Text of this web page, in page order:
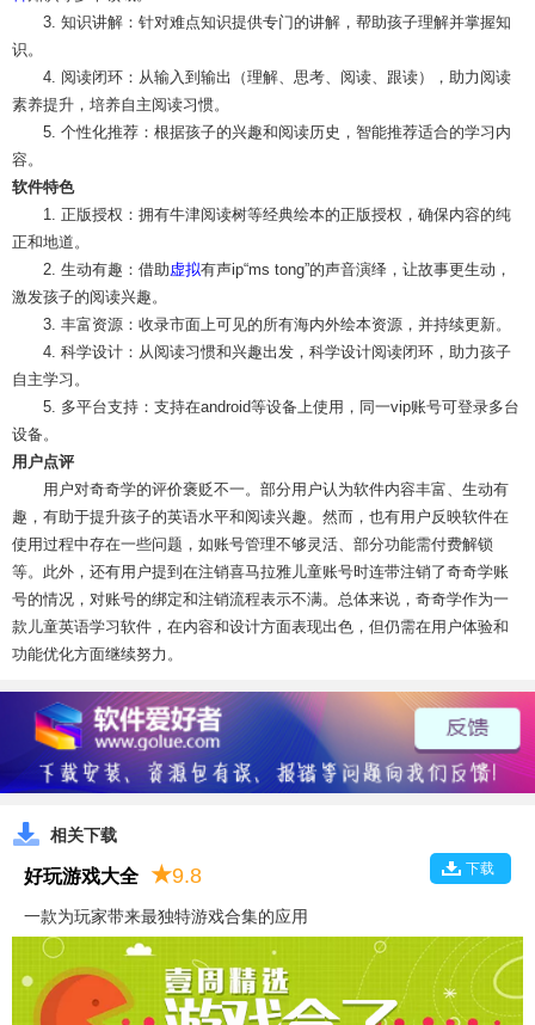
3. 知识讲解：针对难点知识提供专门的讲解，帮助孩子理解并掌握知
识。
4. 阅读闭环：从输入到输出（理解、思考、阅读、跟读），助力阅读
素养提升，培养自主阅读习惯。
5. 个性化推荐：根据孩子的兴趣和阅读历史，智能推荐适合的学习内
容。
软件特色
1. 正版授权：拥有牛津阅读树等经典绘本的正版授权，确保内容的纯
正和地道。
2. 生动有趣：借助虚拟有声ip“ms tong”的声音演绎，让故事更生动，
激发孩子的阅读兴趣。
3. 丰富资源：收录市面上可见的所有海内外绘本资源，并持续更新。
4. 科学设计：从阅读习惯和兴趣出发，科学设计阅读闭环，助力孩子
自主学习。
5. 多平台支持：支持在android等设备上使用，同一vip账号可登录多台
设备。
用户点评
用户对奇奇学的评价褒贬不一。部分用户认为软件内容丰富、生动有
趣，有助于提升孩子的英语水平和阅读兴趣。然而，也有用户反映软件在
使用过程中存在一些问题，如账号管理不够灵活、部分功能需付费解锁
等。此外，还有用户提到在注销喜马拉雅儿童账号时连带注销了奇奇学账
号的情况，对账号的绑定和注销流程表示不满。总体来说，奇奇学作为一
款儿童英语学习软件，在内容和设计方面表现出色，但仍需在用户体验和
功能优化方面继续努力。
相关下载
下载
好玩游戏大全 ★9.8
一款为玩家带来最独特游戏合集的应用